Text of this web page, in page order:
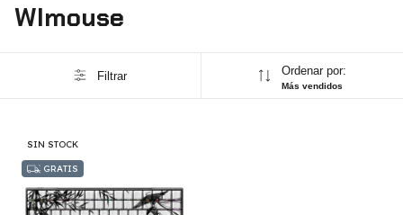
Wlmouse
Filtrar Ordenar por:
Más vendidos
SIN STOCK
GRATIS